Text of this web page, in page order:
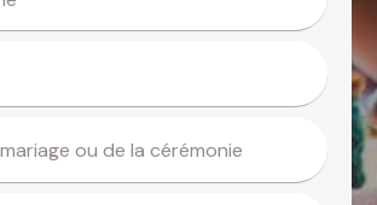
ou de la cérémonie